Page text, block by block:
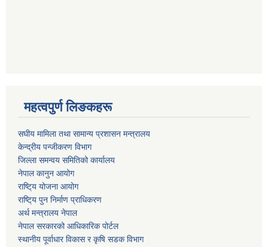
महत्वपुर्ण लिङकहरू
स‌घीय मामिला तथा सामान्य प्रशासन मन्त्रालय
केन्द्रीय पन्जीकरण विभाग
जिल्ला समन्वय समितिको कार्यालय
नेपाल कानुन आयोग
राष्टि्य योजना आयोग
राष्टि्य पुन निर्माण प्राधिकरण
अर्थ मन्त्रालय नेपाल
नेपाल सरकारको आधिकारिक पोर्टल
स्थानीय पूर्वाधार विकास र कृषि सडक विभाग